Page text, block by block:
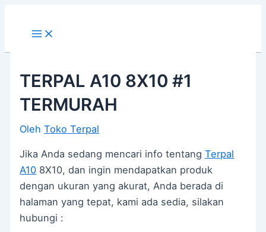
konten
TERPAL A10 8X10 #1
TERMURAH
OlehToko Terpal
Jika Anda sedang mencari info tentangTerpal
A10 8X10, dan ingin mendapatkan produk
dengan ukuran yang akurat, Anda berada di
halaman yang tepat, kami ada sedia, silakan
hubungi :